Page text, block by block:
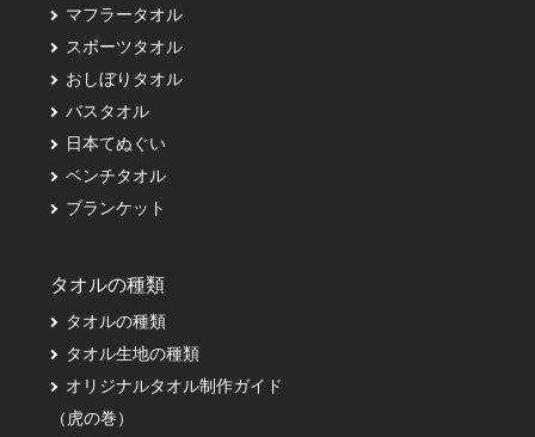
マフラータオル
スポーツタオル
おしぼりタオル
バスタオル
日本てぬぐい
ベンチタオル
ブランケット
タオルの種類
タオルの種類
タオル生地の種類
オリジナルタオル制作ガイド
（虎の巻）